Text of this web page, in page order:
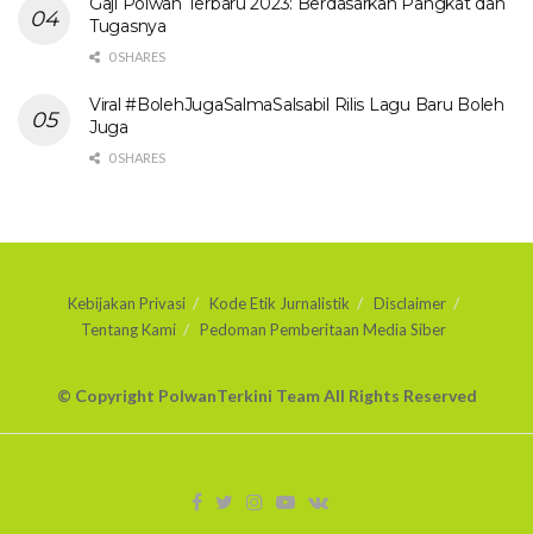
Tugasnya
0 SHARES
Viral #BolehJugaSalmaSalsabil Rilis Lagu Baru Boleh
Juga
0 SHARES
Kebijakan Privasi Kode Etik Jurnalistik
Disclaimer
Tentang Kami
Pedoman Pemberitaan Media Siber
© Copyright PolwanTerkini Team All Rights Reserved